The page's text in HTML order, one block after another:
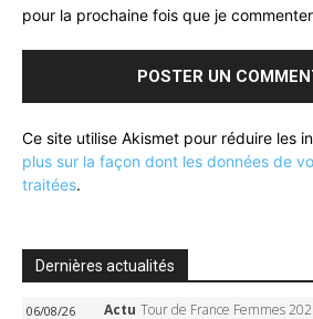
pour la prochaine fois que je
Ce site utilise Akismet pour réduire les
plus sur la façon dont les données de
traitées.
Dernières actualités
06/08/26 Actu Tour de France Femmes 2026, étape 6 – Kim Le Court-Pienaar gagne à